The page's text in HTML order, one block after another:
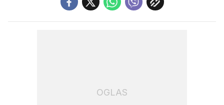
OGLAS